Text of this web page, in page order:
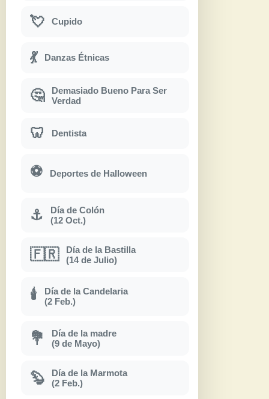
💘 Cupido
💃 Danzas Étnicas
🤔
Demasiado Bueno Para Ser
Verdad
🦷 Dentista
⚽ Deportes de Halloween
⚓
Día de Colón
(12 Oct.)
🇫🇷
Día de la Bastilla
(14 de Julio)
🕯
Día de la Candelaria
(2 Feb.)
💐
Día de la madre
(9 de Mayo)
🦫
Día de la Marmota
(2 Feb.)